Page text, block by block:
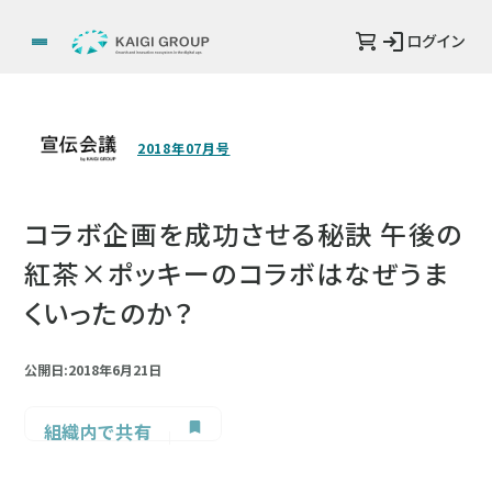
ログイン
2018年07月号
コラボ企画を成功させる秘訣 午後の
紅茶×ポッキーのコラボはなぜうま
くいったのか？
公開日:2018年6月21日
組織内で共有